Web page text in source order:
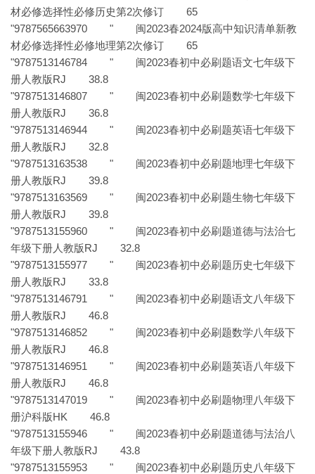
材必修选择性必修历史第2次修订 65
"9787565663970 " 闽2023春2024版高中知识清单新教
材必修选择性必修地理第2次修订 65
"9787513146784 " 闽2023春初中必刷题语文七年级下
册人教版RJ 38.8
"9787513146807 " 闽2023春初中必刷题数学七年级下
册人教版RJ 36.8
"9787513146944 " 闽2023春初中必刷题英语七年级下
册人教版RJ 32.8
"9787513163538 " 闽2023春初中必刷题地理七年级下
册人教版RJ 39.8
"9787513163569 " 闽2023春初中必刷题生物七年级下
册人教版RJ 39.8
"9787513155960 " 闽2023春初中必刷题道德与法治七
年级下册人教版RJ 32.8
"9787513155977 " 闽2023春初中必刷题历史七年级下
册人教版RJ 33.8
"9787513146791 " 闽2023春初中必刷题语文八年级下
册人教版RJ 46.8
"9787513146852 " 闽2023春初中必刷题数学八年级下
册人教版RJ 46.8
"9787513146951 " 闽2023春初中必刷题英语八年级下
册人教版RJ 46.8
"9787513147019 " 闽2023春初中必刷题物理八年级下
册沪科版HK 46.8
"9787513155946 " 闽2023春初中必刷题道德与法治八
年级下册人教版RJ 43.8
"9787513155953 " 闽2023春初中必刷题历史八年级下